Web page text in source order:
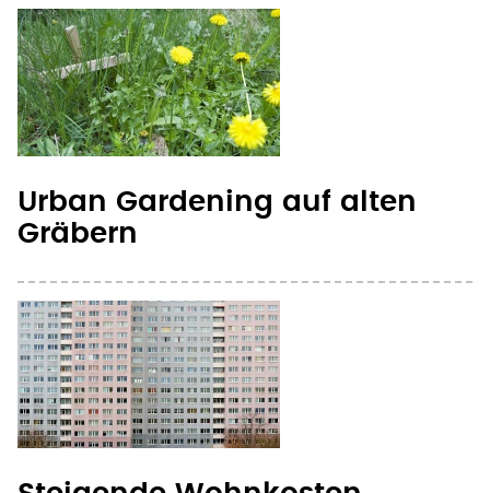
Urban Gardening auf alten
Gräbern
Steigende Wohnkosten
vergrößern Kluft zwischen